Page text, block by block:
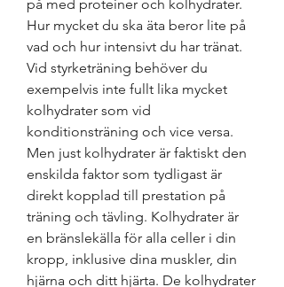
på med proteiner och kolhydrater.
Hur mycket du ska äta beror lite på
vad och hur intensivt du har tränat.
Vid styrketräning behöver du
exempelvis inte fullt lika mycket
kolhydrater som vid
konditionsträning och vice versa.
Men just kolhydrater är faktiskt den
enskilda faktor som tydligast är
direkt kopplad till prestation på
träning och tävling. Kolhydrater är
en bränslekälla för alla celler i din
kropp, inklusive dina muskler, din
hjärna och ditt hjärta. De kolhydrater